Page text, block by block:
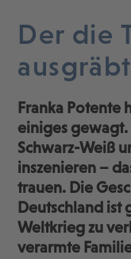
Der die
ausgräbt
Franka Potente
einiges gewagt.
Schwarz-Weiß
inszenieren –
trauen. Die
Deutschland ist
Weltkrieg zu
verarmte